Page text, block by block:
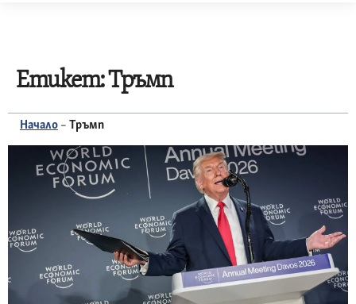
Етикет:Тръмп
Начало – Тръмп